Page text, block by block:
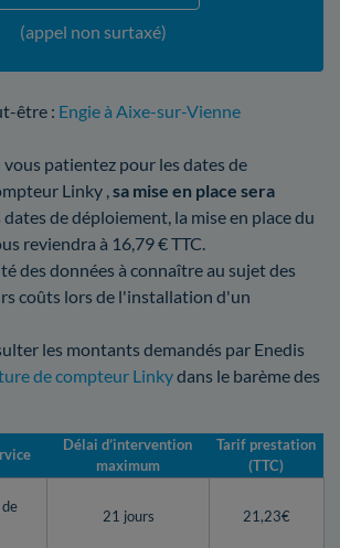
(appel non surtaxé)
être : Engie à Aixe-sur-Vienne
vous patientez pour les dates de
Linky ,sa mise en place sera
dates de déploiement, la mise en place du
reviendra à 16,79 € TTC.
des données à connaître au sujet des
coûts lors de l'installation d'un
les montants demandés par Enedis
de compteur Linkydans le barème des
Délai d’intervention
maximum
Tarif prestation
(TTC)
21 jours 21,23€